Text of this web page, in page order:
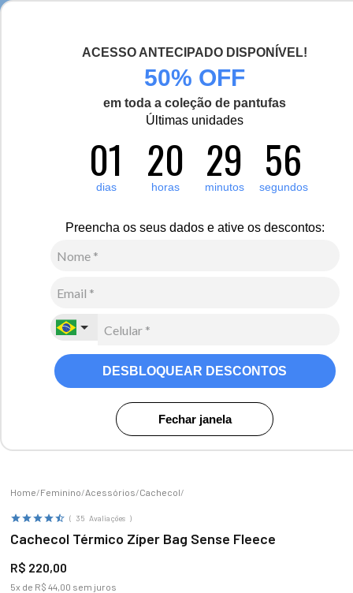
ACESSO ANTECIPADO DISPONÍVEL!
50% OFF
em toda a coleção de pantufas
Últimas unidades
01
dias 20
horas 29
minutos 55
segundos
Preencha os seus dados e ative os descontos:
DESBLOQUEAR DESCONTOS
Fechar janela
Feminino Acessórios Cachecol
35 Avaliações
Cachecol Térmico Zíper Bag Sense Fleece
R$ 220,00
5x de R$ 44,00 sem juros